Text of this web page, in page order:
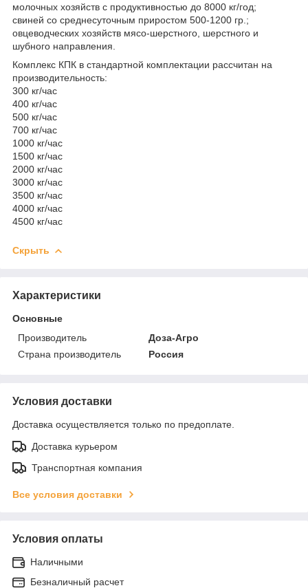
молочных хозяйств с продуктивностью до 8000 кг/год;
свиней со среднесуточным приростом 500-1200 гр.;
овцеводческих хозяйств мясо-шерстного, шерстного и
шубного направления.
Комплекс КПК в стандартной комплектации рассчитан на
производительность:
300 кг/час
400 кг/час
500 кг/час
700 кг/час
1000 кг/час
1500 кг/час
2000 кг/час
3000 кг/час
3500 кг/час
4000 кг/час
4500 кг/час
Скрыть
Характеристики
Основные
Производитель
Доза-Агро
Страна производитель
Россия
Условия доставки
Доставка осуществляется только по предоплате.
Доставка курьером
Транспортная компания
Все условия доставки
Условия оплаты
Наличными
Безналичный расчет